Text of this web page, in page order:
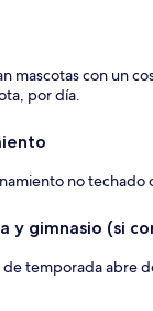
mascotas con un
por día.
no techado
y gimnasio (si
de temporada abre